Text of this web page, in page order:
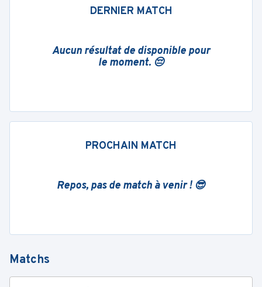
DERNIER MATCH
Aucun résultat de disponible pour
le moment. 😔
PROCHAIN MATCH
Repos, pas de match à venir ! 😎
Matchs